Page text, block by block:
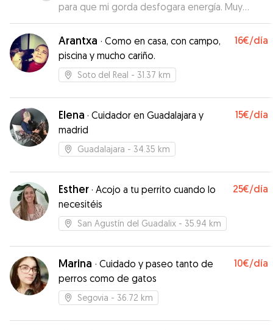
para que mi gorda desfogara energía. Muy
contentos.”
Arantxa · Como en casa, con campo,
piscina y mucho cariño.
16€/día
Soto del Real - 31.37 km
Elena · Cuidador en Guadalajara y
madrid
15€/día
Guadalajara - 34.35 km
Esther · Acojo a tu perrito cuando lo
necesitéis
25€/día
San Agustín del Guadalix - 35.94 km
Marina · Cuidado y paseo tanto de
perros como de gatos
10€/día
Segovia - 36.72 km